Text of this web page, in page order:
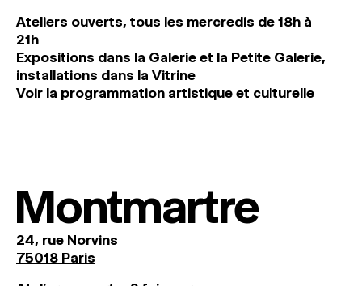
Ateliers ouverts, tous les mercredis de 18h à
21h
Expositions dans la Galerie et la Petite Galerie,
installations dans la Vitrine
Voir la programmation artistique et culturelle
Montmartre
24, rue Norvins
75018 Paris